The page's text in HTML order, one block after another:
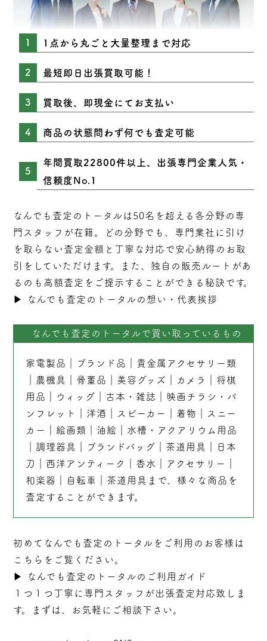
1点から丸ごと大量整理まで対応
最短即日出張買取可能！
買取後、即現金にてお支払い
商品の状態問わず何でも査定可能
年間買取22800件以上、出張専門企業人気・
信頼度No.1
なんでも査定のトータルは50名を超える各分野の専
門スタッフが在籍。どの分野でも、専門業社に引け
を取らない査定 金額と丁寧な対応で安心納得のお取
引をしていただけます。また、独自の販売ルートがあ
るのも高額査定をご提示することができる秘訣です。
▶︎
なんでも査定のトータルの想い・代表挨拶
なんでも査定のトータルで買い取っているもの
家電製品 ブランド品
貴金属アクセサリー類
農機具 骨董品 美容グッズ カメラ
将棋
用品
ウィッグ 古本 ・ 雑誌
映画チラシ・パ
ンフレット
洋酒 スピーカー 着物
スニー
カー
絵画類 油絵
水槽・アクアリウム用品
調理器具 ブランドバッグ ｜茶道用具｜
日本
刀
西洋アンティーク 香水 アクセサリー
和楽器
自転車 茶道用具 まで、様々な商品を
査定することができます。
初めてなんでも査定のトータルをご利用のお客様は
こちらをご覧ください。
▶︎
なんでも査定のトータルのご利用ガイド
１つ１つ丁寧に専門スタッフが出張査定対応致しま
す。まずは、お気軽にご相談下さい。